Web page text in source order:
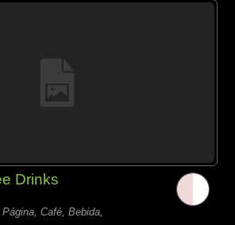
Drinks
Café, Bebida,